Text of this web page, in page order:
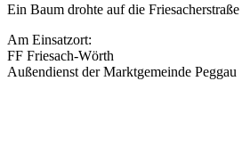
Ein Baum drohte auf die
Am Einsatzort:
FF Friesach-Wörth
Außendienst der Marktgemeinde Peggau